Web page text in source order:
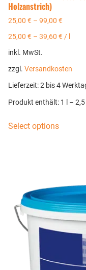
Holzanstrich)
25,00 € – 99,00 €
25,00 € – 39,60 € /
inkl. MwSt.
zzgl. Versandkosten
Lieferzeit:2 bis 4
Produkt enthält: 1
– 2,5
Select options